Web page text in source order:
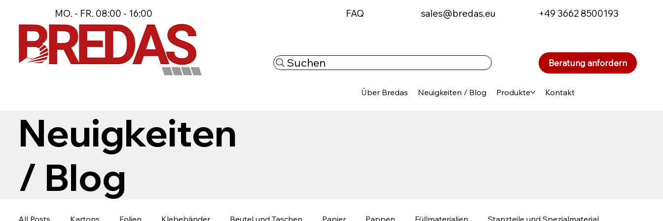
MO. - FR. 08:00 - 16:00
Über Bredas Neuigkeiten / Blog Produkte Kontakt
FAQ
Suchen
sales@bredas.eu +49 3662 8500193
Beratung anfordern
Neuigkeiten
/ Blog
All Posts Kartons Folien Klebebänder Beutel und Taschen Papier Pappen Füllmaterialien Stanzteile und Spezialmaterial